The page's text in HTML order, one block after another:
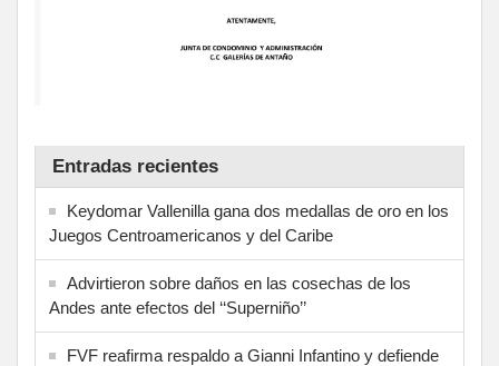
Entradas recientes
Keydomar Vallenilla gana dos medallas de oro en los
Juegos Centroamericanos y del Caribe
Advirtieron sobre daños en las cosechas de los
Andes ante efectos del ‘‘Superniño’’
FVF reafirma respaldo a Gianni Infantino y defiende